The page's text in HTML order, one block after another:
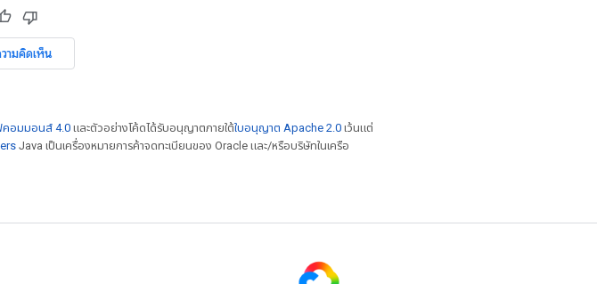
ามคิดเห็น
คอมมอนส์ 4.0 และตัวอย่างโค้ดได้รับอนุญาตภายใต้ใบอนุญาต Apache 2.0 เว้นแต่
Java เป็นเครื่องหมายการค้าจดทะเบียนของ Oracle และ/หรือบริษัทในเครือ